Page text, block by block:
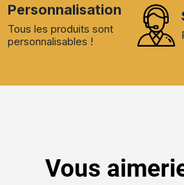
Personnalisation
Tous les produits sont
personnalisables !
Vous